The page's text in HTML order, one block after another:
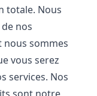
totale. Nous
nos
nous sommes
vous serez
services. Nos